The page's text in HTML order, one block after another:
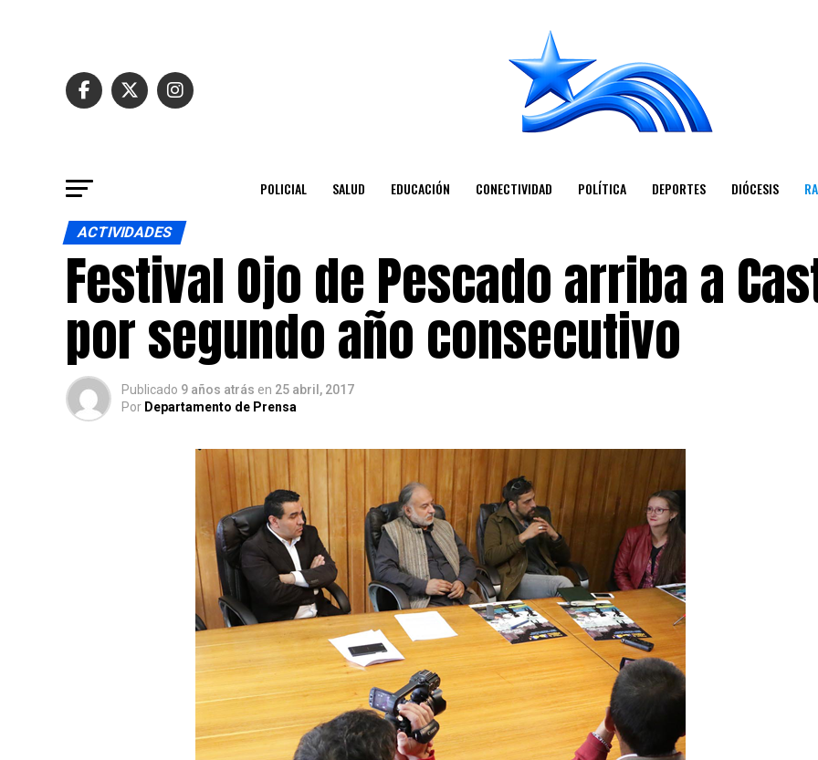
POLICIAL SALUD EDUCACIÓN CONECTIVIDAD POLÍTICA DEPORTES DIÓCESIS
ACTIVIDADES
Festival Ojo de Pescado arriba a
por segundo año consecutivo
Publicado 9 años atrás en 25 abril, 2017
Por Departamento de Prensa